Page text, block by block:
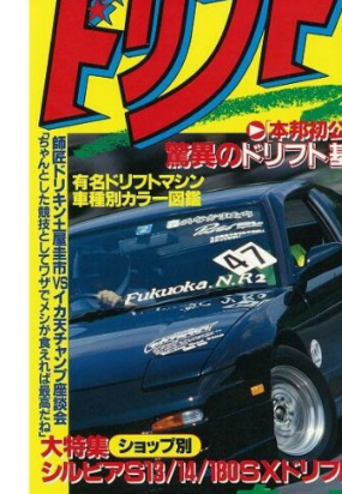
CLUB
1994
年
12
月
発
売